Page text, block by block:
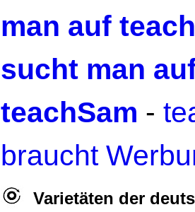
man auf
sucht man
teachSam -
braucht
Varietäten der